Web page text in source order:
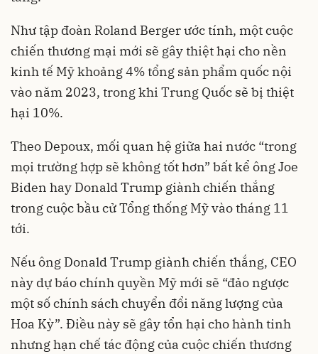
Như tập đoàn Roland Berger ước tính, một cuộc
chiến thương mại mới sẽ gây thiệt hại cho nền
kinh tế Mỹ khoảng 4% tổng sản phẩm quốc nội
vào năm 2023, trong khi Trung Quốc sẽ bị thiệt
hại 10%.
Theo Depoux, mối quan hệ giữa hai nước “trong
mọi trường hợp sẽ không tốt hơn” bất kể ông Joe
Biden hay Donald Trump giành chiến thắng
trong cuộc bầu cử Tổng thống Mỹ vào tháng 11
tới.
Nếu ông Donald Trump giành chiến thắng, CEO
này dự báo chính quyền Mỹ mới sẽ “đảo ngược
một số chính sách chuyển đổi năng lượng của
Hoa Kỳ”. Điều này sẽ gây tổn hại cho hành tinh
nhưng hạn chế tác động của cuộc chiến thương